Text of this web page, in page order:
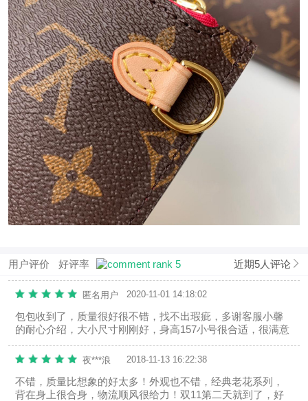
用户评价 好评率 近期5人评论
匿名用户 2020-11-01 14:18:02
包包收到了，质量很好很不错，找不出瑕疵，多谢客服小馨
的耐心介绍，大小尺寸刚刚好，身高157小号很合适，很满意
夜***浪 2018-11-13 16:22:38
不错，质量比想象的好太多！外观也不错，经典老花系列，
背在身上很合身，物流顺风很给力！双11第二天就到了，好